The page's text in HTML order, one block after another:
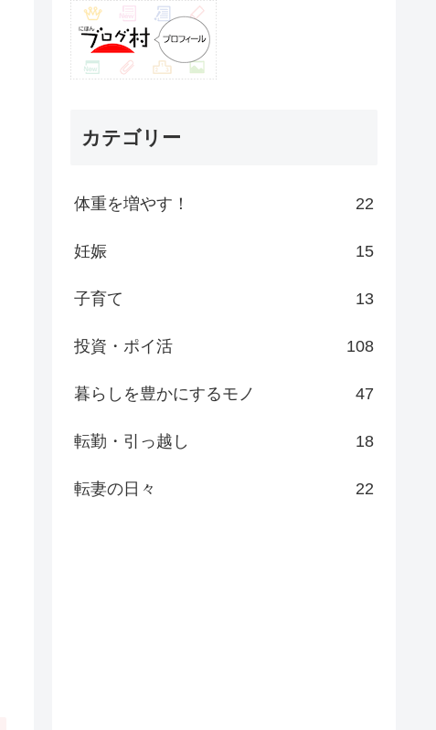
カテゴリー
体重を増やす！ 22
妊娠 15
子育て 13
投資・ポイ活 108
暮らしを豊かにするモノ 47
転勤・引っ越し 18
転妻の日々 22